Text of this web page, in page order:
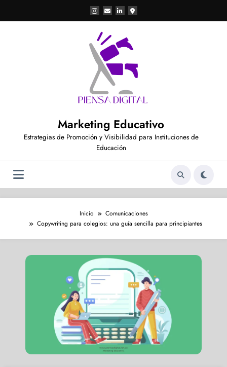
contenido
Marketing Educativo
Estrategias de Promoción y Visibilidad para Instituciones de
Educación
Inicio
Comunicaciones
Copywriting para colegios: una guía sencilla para principiantes